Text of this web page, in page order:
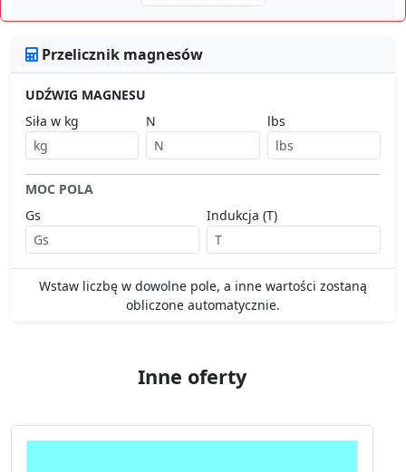
Przelicznik magnesów
UDŹWIG MAGNESU
Siła w kg
N lbs
MOC POLA
Gs
Indukcja (T)
Wstaw liczbę w dowolne pole, a inne wartości zostaną
obliczone automatycznie.
Inne oferty